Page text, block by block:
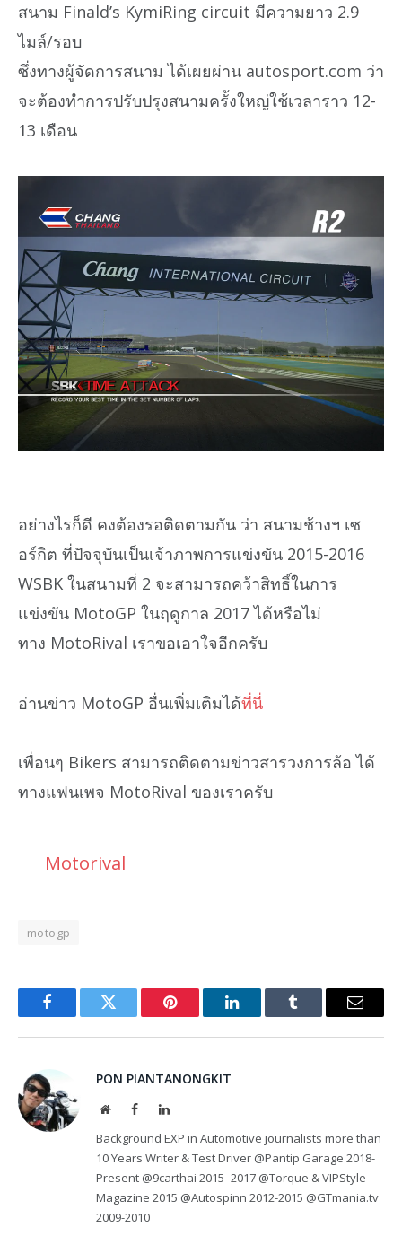
สนาม Finald’s KymiRing circuit มีความยาว 2.9
ไมล์/รอบ
ซึ่งทางผู้จัดการสนาม ได้เผยผ่าน autosport.com ว่า
จะต้องทำการปรับปรุงสนามครั้งใหญ่ใช้เวลาราว 12-
13 เดือน
อย่างไรก็ดี คงต้องรอติดตามกัน ว่า สนามช้างฯ เซ
อร์กิต ที่ปัจจุบันเป็นเจ้าภาพการแข่งขัน 2015-2016
WSBK ในสนามที่ 2 จะสามารถคว้าสิทธิ์ในการ
แข่งขัน MotoGP ในฤดูกาล 2017 ได้หรือไม่
ทาง MotoRival เราขอเอาใจอีกครับ
อ่านข่าว MotoGP อื่นเพิ่มเติมได้ที่นี่
เพื่อนๆ Bikers สามารถติดตามข่าวสารวงการล้อ ได้
ทางแฟนเพจ MotoRival ของเราครับ
Motorival
motogp
FacebookTwitter Pinterest LinkedInTumblr Email
PON PIANTANONGKIT
WebsiteFacebookLinkedIn
Background EXP in Automotive journalists more than
10 Years Writer & Test Driver @Pantip Garage 2018-
Present @9carthai 2015- 2017 @Torque & VIPStyle
Magazine 2015 @Autospinn 2012-2015 @GTmania.tv
2009-2010